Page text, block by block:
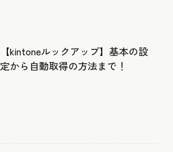
【kintoneルックアップ】基本の設
定から自動取得の方法まで！